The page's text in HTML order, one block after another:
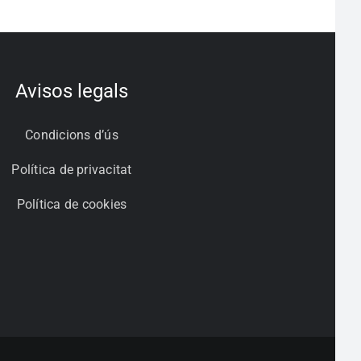
Avisos legals
Condicions d’ús
Política de privacitat
Política de cookies